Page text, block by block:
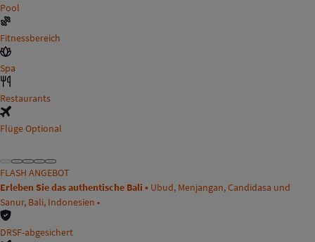
Pool
Fitnessbereich
Spa
Restaurants
Flüge Optional
FLASH ANGEBOT
Erleben Sie das authentische Bali • Ubud, Menjangan, Candidasa und
Sanur, Bali, Indonesien •
DRSF-abgesichert